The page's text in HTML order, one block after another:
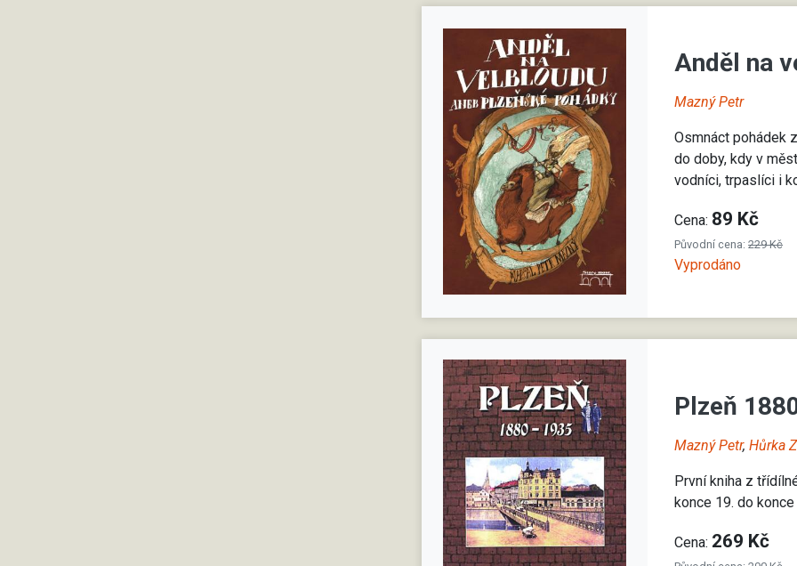
Anděl na
Mazný Petr
Osmnáct pohádek
do doby, kdy v
vodníci, trpaslíci i
Cena: 89 Kč
Původní cena:229 Kč
Vyprodáno
Plzeň
Mazný Petr,Hůrka
První kniha z
konce 19. do
Cena: 269 Kč